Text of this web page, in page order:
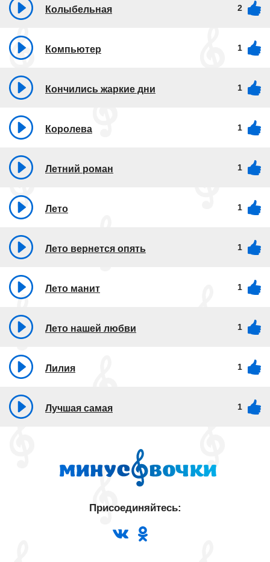
Колыбельная 2
Компьютер 1
Кончились жаркие дни 1
Королева 1
Летний роман 1
Лето 1
Лето вернется опять 1
Лето манит 1
Лето нашей любви 1
Лилия 1
Лучшая самая 1
Присоединяйтесь: